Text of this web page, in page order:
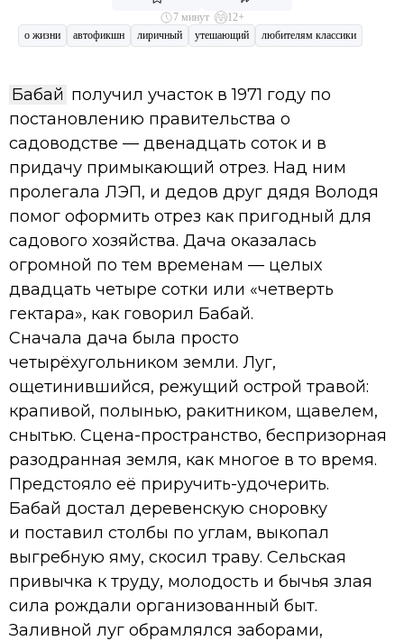
7 минут
12+
о жизни
автофикшн лиричный утешающий любителям классики
Бабай получил участок в 1971 году по
постановлению правительства о
садоводстве — двенадцать соток и в
придачу примыкающий отрез. Над ним
пролегала ЛЭП, и дедов друг дядя Володя
помог оформить отрез как пригодный для
садового хозяйства. Дача оказалась
огромной по тем временам — целых
двадцать четыре сотки или «четверть
гектара», как говорил Бабай.
Сначала дача была просто
четырёхугольником земли. Луг,
ощетинившийся, режущий острой травой:
крапивой, полынью, ракитником, щавелем,
снытью. Сцена-пространство, беспризорная
разодранная земля, как многое в то время.
Предстояло её приручить-удочерить.
Бабай достал деревенскую сноровку
и поставил столбы по углам, выкопал
выгребную яму, скосил траву. Сельская
привычка к труду, молодость и бычья злая
сила рождали организованный быт.
Заливной луг обрамлялся заборами,